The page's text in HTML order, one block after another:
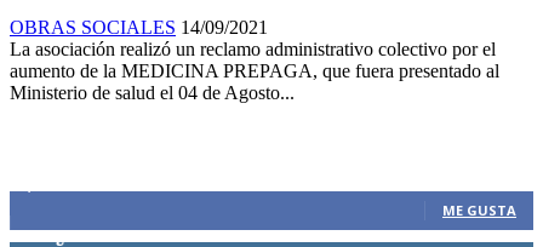
OBRAS SOCIALES 14/09/2021
La asociación realizó un reclamo administrativo colectivo por el
aumento de la MEDICINA PREPAGA, que fuera presentado al
Ministerio de salud el 04 de Agosto...
ME GUSTA
0 Seguidores